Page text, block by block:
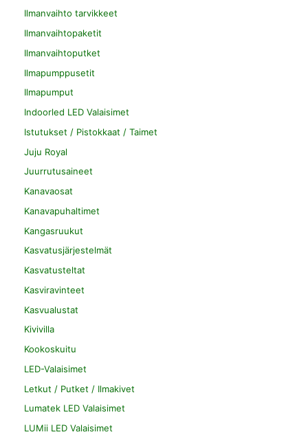
Ilmanvaihto tarvikkeet
Ilmanvaihtopaketit
Ilmanvaihtoputket
Ilmapumppusetit
Ilmapumput
Indoorled LED Valaisimet
Istutukset / Pistokkaat / Taimet
Juju Royal
Juurrutusaineet
Kanavaosat
Kanavapuhaltimet
Kangasruukut
Kasvatusjärjestelmät
Kasvatusteltat
Kasviravinteet
Kasvualustat
Kivivilla
Kookoskuitu
LED-Valaisimet
Letkut / Putket / Ilmakivet
Lumatek LED Valaisimet
LUMii LED Valaisimet